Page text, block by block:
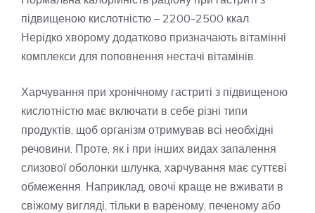
підвищеною кислотністю – 2200-2500 ккал.
Нерідко хворому додатково призначають вітамінні
комплекси для поповнення нестачі вітамінів.
Харчування при хронічному гастриті з підвищеною
кислотністю має включати в себе різні типи
продуктів, щоб організм отримував всі необхідні
речовини. Проте, як і при інших видах запалення
слизової оболонки шлунка, харчування має суттєві
обмеження. Наприклад, овочі краще не вживати в
свіжому вигляді, тільки в вареному, печеному або